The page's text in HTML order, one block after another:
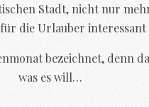
Stadt, nicht nur
die Urlauber interessant
bezeichnet, denn
was es will…